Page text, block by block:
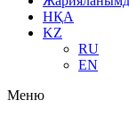
НҚА
KZ
RU
EN
Меню